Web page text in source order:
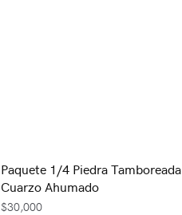
Paquete 1/4 Piedra Tamboreada
Cuarzo Ahumado
$30,000